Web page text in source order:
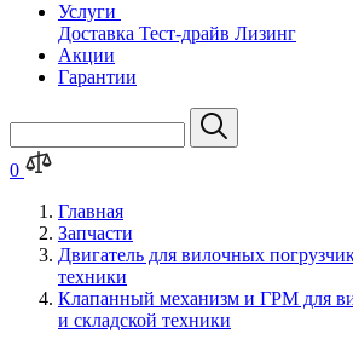
Услуги
Доставка Тест-драйв Лизинг
Акции
Гарантии
0
Главная
Запчасти
Двигатель для вилочных
техники
Клапанный механизм и ГРМ для
и складской техники